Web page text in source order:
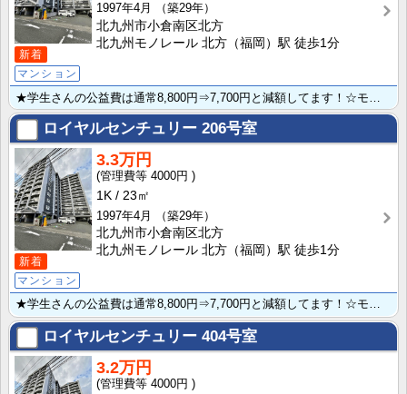
新着
マンション
1997年4月
（築29年）
北九州市小倉南区北方
北九州モノレール 北方（福岡）駅 徒歩1分
ロイヤルセンチュリー 206号室
新着
マンション
3.3万円
4000円
1K
23㎡
1997年4月
（築29年）
北九州市小倉南区北方
北九州モノレール 北方（福岡）駅 徒歩1分
★学生さんの公益費は通常8,800円⇒7,700円と減額してます！☆モノレール北方駅直進徒歩１分と便･･･
ロイヤルセンチュリー 404号室
3.2万円
4000円